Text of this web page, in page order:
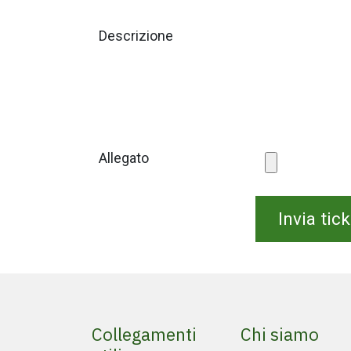
Descrizione
Allegato
Invia
Collegamenti
Chi siamo